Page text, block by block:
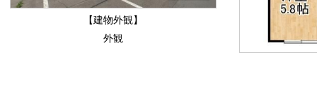
【建物外観】
外観